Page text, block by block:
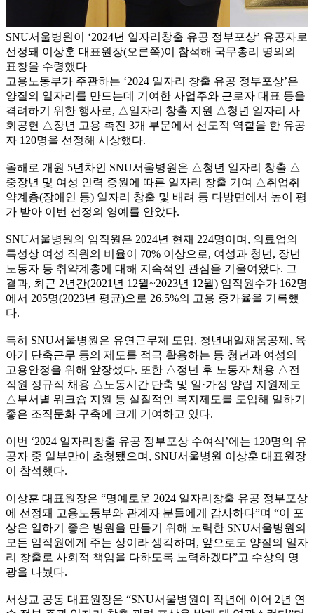
SNU서울병원이 ‘2024년 일자리창출 유공 정부포상’ 유공자로
선정돼 이상훈 대표원장(오른쪽)이 참석해 국무총리 명의의
표창을 수령했다
고용노동부가 주관하는 ‘2024 일자리 창출 유공 정부포상’은
양질의 일자리를 만드는데 기여한 사업주와 근로자 대표 등을
격려하기 위한 행사로, △일자리 창출 지원 △청년 일자리 사
회공헌 △장년 고용 촉진 3개 부문에서 선도적 역할을 한 유공
자 120명을 선정해 시상했다.
올해로 개원 5년차인 SNU서울병원은 △청년 일자리 창출 △
중장년 및 여성 인력 증원에 따른 일자리 창출 기여 △취업취
약계층(장애인 등) 일자리 창출 및 배려 등 다방면에서 높이 평
가 받아 이번 선정의 영예를 안았다.
SNU서울병원의 임직원은 2024년 현재 224명이며, 의료업의
특성상 여성 직원의 비율이 70% 이상으로, 여성과 청년, 장년
노동자 등 취약계층에 대해 지속적인 관심을 기울여왔다. 그
결과, 최근 2년간(2021년 12월~2023년 12월) 임직원수가 162명
에서 205명(2023년 평균)으로 26.5%의 고용 증가율을 기록했
다.
특히 SNU서울병원은 유연근무제 도입, 청년내일채움공제, 육
아기 단축근무 등의 제도를 적극 활용하는 등 청년과 여성의
고용안정을 위해 앞장섰다. 또한 △정년 후 노동자 채용 △전
직원 정규직 채용 △노동시간 단축 및 일·가정 양립 지원제도
△부서별 워크숍 지원 등 실질적인 복지제도를 도입해 일하기
좋은 조직문화 구축에 크게 기여하고 있다.
이번 ‘2024 일자리창출 유공 정부포상 수여식’에는 120명의 유
공자 중 일부만이 초청됐으며, SNU서울병원 이상훈 대표원장
이 참석했다.
이상훈 대표원장은 “명예로운 2024 일자리창출 유공 정부포상
에 선정돼 고용노동부와 관계자 분들에게 감사하다”며 “이 포
상은 일하기 좋은 병원을 만들기 위해 노력한 SNU서울병원의
모든 임직원에게 주는 상이라 생각하며, 앞으로도 양질의 일자
리 창출로 사회적 책임을 다하도록 노력하겠다”고 수상의 영
광을 나눴다.
서상교 공동 대표원장은 “SNU서울병원이 작년에 이어 2년 연